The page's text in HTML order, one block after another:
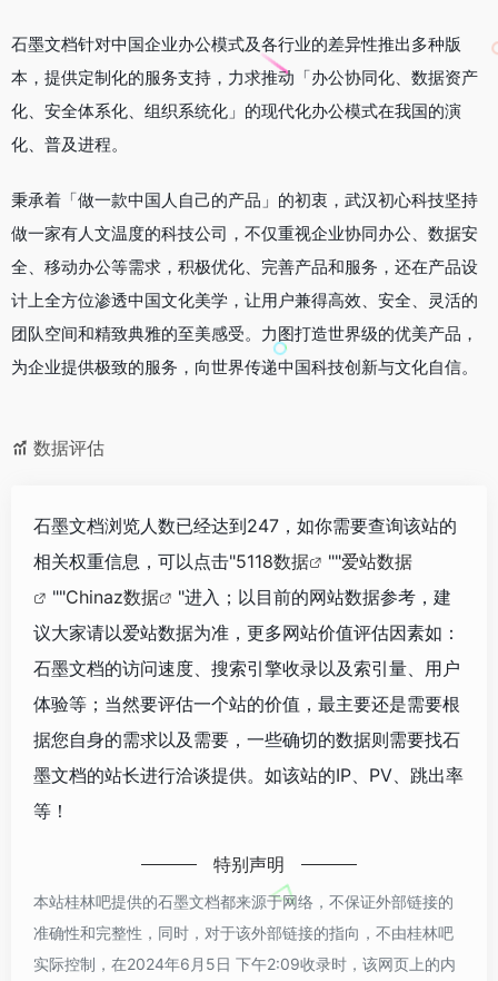
石墨文档针对中国企业办公模式及各行业的差异性推出多种版
本，提供定制化的服务支持，力求推动「办公协同化、数据资产
化、安全体系化、组织系统化」的现代化办公模式在我国的演
化、普及进程。
秉承着「做一款中国人自己的产品」的初衷，武汉初心科技坚持
做一家有人文温度的科技公司，不仅重视企业协同办公、数据安
全、移动办公等需求，积极优化、完善产品和服务，还在产品设
计上全方位渗透中国文化美学，让用户兼得高效、安全、灵活的
团队空间和精致典雅的至美感受。力图打造世界级的优美产品，
为企业提供极致的服务，向世界传递中国科技创新与文化自信。
数据评估
石墨文档浏览人数已经达到247，如你需要查询该站的
相关权重信息，可以点击"5118数据 ""爱站数据
""Chinaz数据
"进入；以目前的网站数据参考，建
议大家请以爱站数据为准，更多网站价值评估因素如：
石墨文档的访问速度、搜索引擎收录以及索引量、用户
体验等；当然要评估一个站的价值，最主要还是需要根
据您自身的需求以及需要，一些确切的数据则需要找石
墨文档的站长进行洽谈提供。如该站的IP、PV、跳出率
等！
特别声明
本站桂林吧提供的石墨文档都来源于网络，不保证外部链接的
准确性和完整性，同时，对于该外部链接的指向，不由桂林吧
实际控制，在2024年6月5日 下午2:09收录时，该网页上的内